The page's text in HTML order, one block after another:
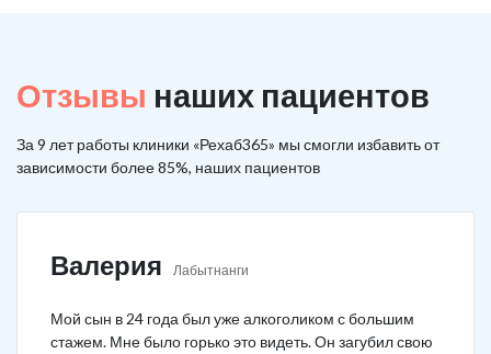
Отзывы наших пациентов
За 9 лет работы клиники «Рехаб365» мы смогли избавить от
зависимости более 85%, наших пациентов
Валерия Лабытнанги
Мой сын в 24 года был уже алкоголиком с большим
стажем. Мне было горько это видеть. Он загубил свою